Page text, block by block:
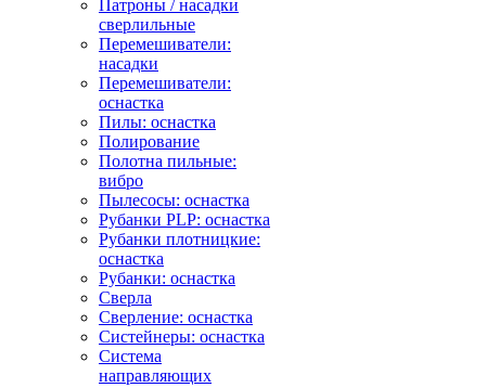
Патроны / насадки
сверлильные
Перемешиватели:
насадки
Перемешиватели:
оснастка
Пилы: оснастка
Полирование
Полотна пильные:
вибро
Пылесосы: оснастка
Рубанки PLP: оснастка
Рубанки плотницкие:
оснастка
Рубанки: оснастка
Сверла
Сверление: оснастка
Систейнеры: оснастка
Система
направляющих